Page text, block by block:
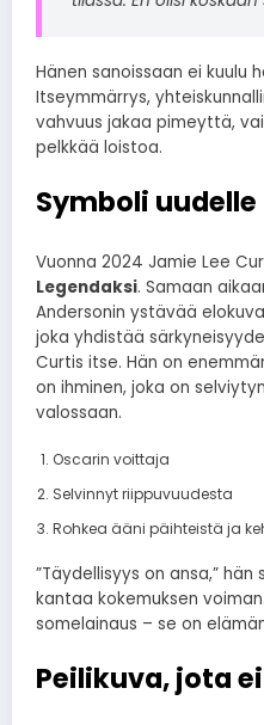
Hänen sanoissaan ei kuulu
Itseymmärrys,
vahvuus jakaa pimeyttä,
pelkkää loistoa.
Symboli
Vuonna 2024 Jamie Lee
Legendaksi. Samaan
Andersonin ystävää
joka yhdistää
Curtis itse. Hän on
on ihminen, joka on
valossaan.
Oscarin voittaja
Selvinnyt riippuvuudesta
Rohkea ääni päihteistä ja
”Täydellisyys on ansa,”
kantaa kokemuksen
somelainaus – se on
Peilikuva, jota